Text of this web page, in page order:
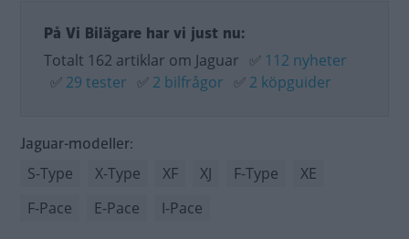
På Vi Bilägare har vi just nu:
Totalt 162 artiklar om Jaguar ✅ 112 nyheter
✅ 29 tester ✅ 2 bilfrågor ✅ 2 köpguider
Jaguar-modeller:
S-Type X-Type XF XJ F-Type
XE
F-Pace
E-Pace I-Pace